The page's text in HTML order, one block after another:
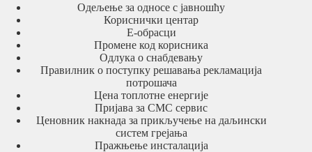
Одељење за односе с јавношћу
Кориснички центар
Е-обрасци
Промене код корисника
Одлука о снабдевању
Правилник о поступку решавања рекламација
потрошача
Цена топлотне енергије
Пријава за СМС сервис
Ценовник накнада за прикључење на даљински
систем грејања
Пражњење инсталација